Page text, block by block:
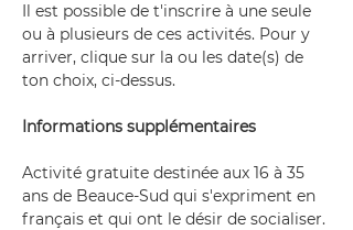
Il est possible de t'inscrire à une seule
ou à plusieurs de ces activités. Pour y
arriver, clique sur la ou les date(s) de
ton choix, ci-dessus.
Informations supplémentaires
Activité gratuite destinée aux 16 à 35
ans de Beauce-Sud qui s'expriment en
français et qui ont le désir de socialiser.